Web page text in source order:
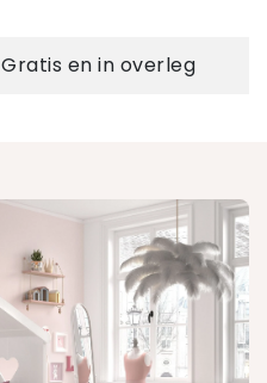
Gratis en in overleg